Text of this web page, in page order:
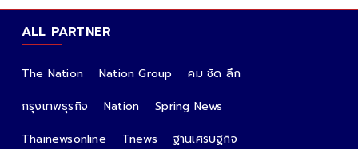
ALL PARTNER
The Nation Nation Group
คม ชัด ลึก
กรุงเทพธุรกิจ
Nation
Spring News
Thainewsonline
Tnews ฐานเศรษฐกิจ